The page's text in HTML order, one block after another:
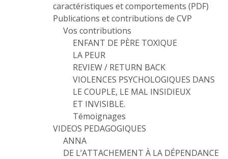
caractéristiques et comportements (PDF)
Publications et contributions de CVP
Vos contributions
ENFANT DE PÈRE TOXIQUE
LA PEUR
REVIEW / RETURN BACK
VIOLENCES PSYCHOLOGIQUES DANS
LE COUPLE, LE MAL INSIDIEUX
ET INVISIBLE.
Témoignages
VIDEOS PEDAGOGIQUES
ANNA
DE L’ATTACHEMENT À LA DÉPENDANCE